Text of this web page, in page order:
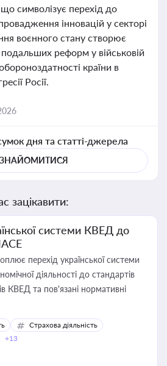
символізує перехід до
інновацій у секторі
воєнного стану створює
реформ у військовій
країни в
Росії.
дня та статті-джерела
зацікавити:
системи КВЕД до
перехід української системи
діяльності до стандартів
КВЕД та пов'язані нормативні
Страхова діяльність
+13